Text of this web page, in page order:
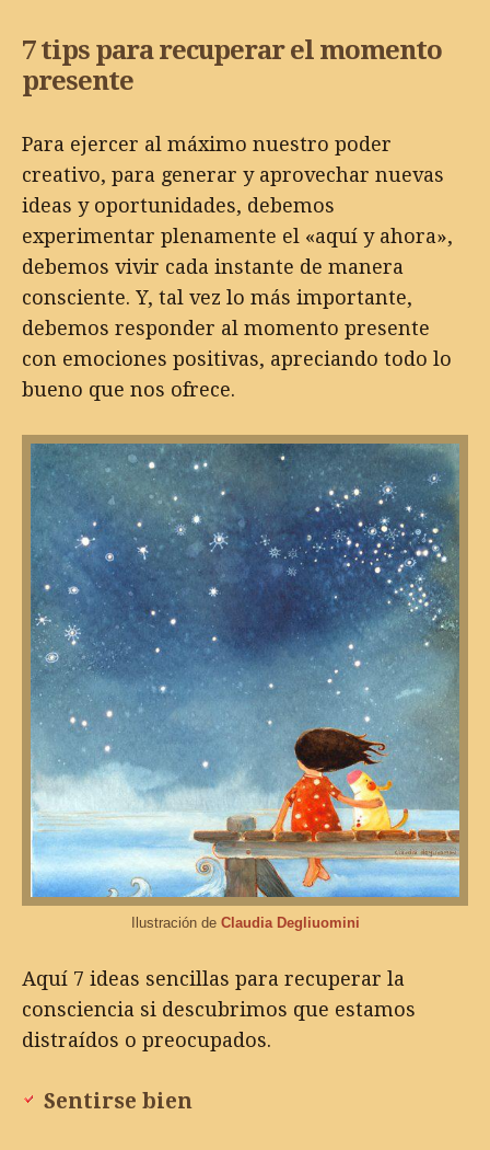
7 tips para recuperar el momento
presente
Para ejercer al máximo nuestro poder
creativo, para generar y aprovechar nuevas
ideas y oportunidades, debemos
experimentar plenamente el «aquí y ahora»,
debemos vivir cada instante de manera
consciente. Y, tal vez lo más importante,
debemos responder al momento presente
con emociones positivas, apreciando todo lo
bueno que nos ofrece.
Ilustración de Claudia Degliuomini
Aquí 7 ideas sencillas para recuperar la
consciencia si descubrimos que estamos
distraídos o preocupados.
Sentirse bien